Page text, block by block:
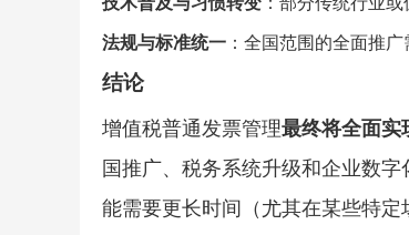
法规与标准统一 ：全国范围的全面推
结论
增值税普通发票管理最终将全面实
国推广、税务系统升级和企业数
能需要更长时间（尤其在某些特